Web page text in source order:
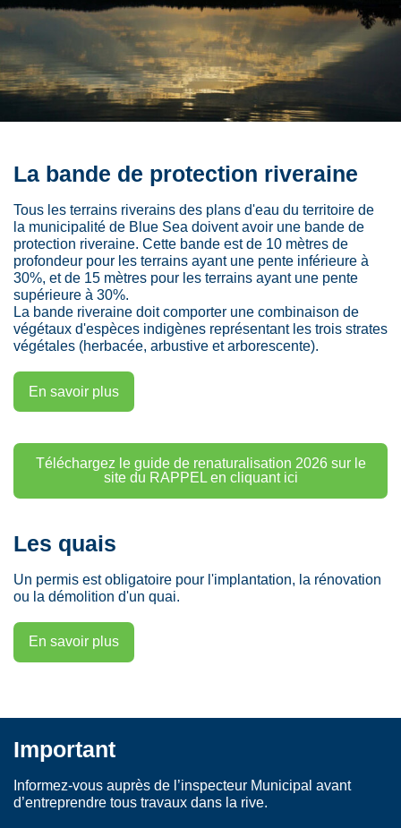
La bande de protection riveraine
Tous les terrains riverains des plans d'eau du territoire de
la municipalité de Blue Sea doivent avoir une bande de
protection riveraine. Cette bande est de 10 mètres de
profondeur pour les terrains ayant une pente inférieure à
30%, et de 15 mètres pour les terrains ayant une pente
supérieure à 30%.
La bande riveraine doit comporter une combinaison de
végétaux d'espèces indigènes représentant les trois strates
végétales (herbacée, arbustive et arborescente).
En savoir plus
Téléchargez le guide de renaturalisation 2026 sur le
site du RAPPEL en cliquant ici
Les quais
Un permis est obligatoire pour l'implantation, la rénovation
ou la démolition d'un quai.
En savoir plus
Important
Informez-vous auprès de l’inspecteur Municipal avant
d’entreprendre tous travaux dans la rive.